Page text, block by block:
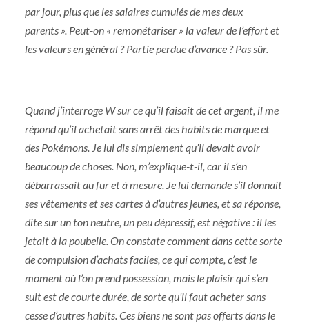
par jour, plus que les salaires cumulés de mes deux
parents ». Peut-on « remonétariser » la valeur de l’effort et
les valeurs en général ? Partie perdue d’avance ? Pas sûr.
Quand j’interroge W sur ce qu’il faisait de cet argent, il me
répond qu’il achetait sans arrêt des habits de marque et
des Pokémons. Je lui dis simplement qu’il devait avoir
beaucoup de choses. Non, m’explique-t-il, car il s’en
débarrassait au fur et à mesure. Je lui demande s’il donnait
ses vêtements et ses cartes à d’autres jeunes, et sa réponse,
dite sur un ton neutre, un peu dépressif, est négative : il les
jetait à la poubelle. On constate comment dans cette sorte
de compulsion d’achats faciles, ce qui compte, c’est le
moment où l’on prend possession, mais le plaisir qui s’en
suit est de courte durée, de sorte qu’il faut acheter sans
cesse d’autres habits. Ces biens ne sont pas offerts dans le